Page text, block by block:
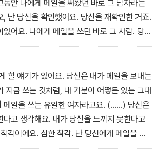
두 사람은 비밀스러운 내면을 조심스레 고백
동안 나에게 메일을 써왔던 바로 그 남자라는
, 난 당신을 확인했어요. 당신을 재확인한 거죠.
었어요. 나에게 메일을 쓰던 바로 그 사람. 당신
이 무척 좋아요! 잘 자요.
할 얘기가 있어요. 당신은 내가 메일을 보내는
지금 쓰는 것처럼, 내 기분이 어떻든 있는 그대
메일을 쓰는 유일한 여자라고요. (……) 당신은
다고 생각해요. 내가 당신을 느끼지 못한다고
각이에요. 심한 착각. 난 당신에게 메일을 쓸
려다놓아요. 아주 가까이. 언제나 그랬어요.